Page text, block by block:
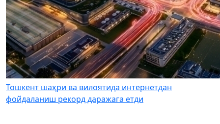
Тошкент шаҳри ва вилоятида интернетдан
фойдаланиш рекорд даражага етди